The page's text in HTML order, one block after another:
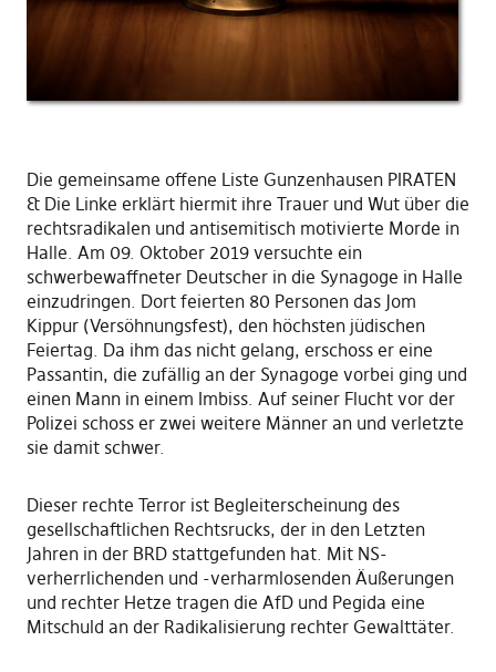
Die gemeinsame offene Liste Gunzenhausen PIRATEN
& Die Linke erklärt hiermit ihre Trauer und Wut über die
rechtsradikalen und antisemitisch motivierte Morde in
Halle. Am 09. Oktober 2019 versuchte ein
schwerbewaffneter Deutscher in die Synagoge in Halle
einzudringen. Dort feierten 80 Personen das Jom
Kippur (Versöhnungsfest), den höchsten jüdischen
Feiertag. Da ihm das nicht gelang, erschoss er eine
Passantin, die zufällig an der Synagoge vorbei ging und
einen Mann in einem Imbiss. Auf seiner Flucht vor der
Polizei schoss er zwei weitere Männer an und verletzte
sie damit schwer.
Dieser rechte Terror ist Begleiterscheinung des
gesellschaftlichen Rechtsrucks, der in den Letzten
Jahren in der BRD stattgefunden hat. Mit NS-
verherrlichenden und -verharmlosenden Äußerungen
und rechter Hetze tragen die AfD und Pegida eine
Mitschuld an der Radikalisierung rechter Gewalttäter.